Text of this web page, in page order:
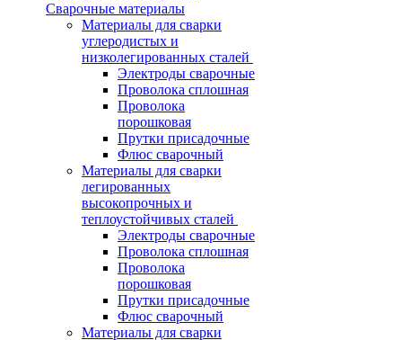
Сварочные материалы
Материалы для сварки
углеродистых и
низколегированных сталей
Электроды сварочные
Проволока сплошная
Проволока
порошковая
Прутки присадочные
Флюс сварочный
Материалы для сварки
легированных
высокопрочных и
теплоустойчивых сталей
Электроды сварочные
Проволока сплошная
Проволока
порошковая
Прутки присадочные
Флюс сварочный
Материалы для сварки